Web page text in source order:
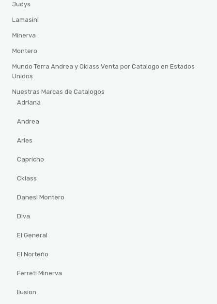
Judys
Lamasini
Minerva
Montero
Mundo Terra Andrea y Cklass Venta por Catalogo en Estados
Unidos
Nuestras Marcas de Catalogos
Adriana
Andrea
Arles
Capricho
Cklass
Danesi Montero
Diva
El General
El Norteño
Ferreti Minerva
Ilusion